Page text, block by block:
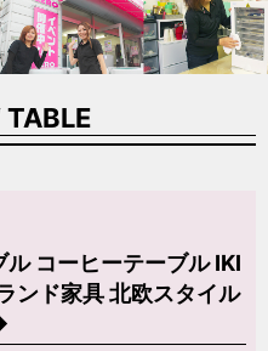
TABLE
コーヒーテーブル IKI
ンド家具 北欧スタイル